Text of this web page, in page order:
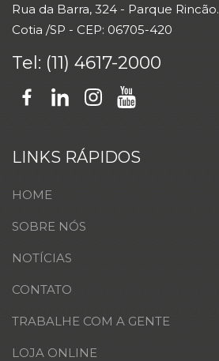
Rua da Barra, 324 - Parque Rincão.
Cotia /SP - CEP: 06705-420
Tel: (11) 4617-2000
LINKS RÁPIDOS
HOME
SOBRE NÓS
NOTÍCIAS
CONTATO
TRABALHE COM A GENTE
LOJA ONLINE